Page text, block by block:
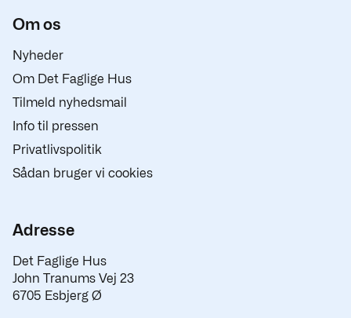
Om os
Nyheder
Om Det Faglige Hus
Tilmeld nyhedsmail
Info til pressen
Privatlivspolitik
Sådan bruger vi cookies
Adresse
Det Faglige Hus
John Tranums Vej 23
6705 Esbjerg Ø